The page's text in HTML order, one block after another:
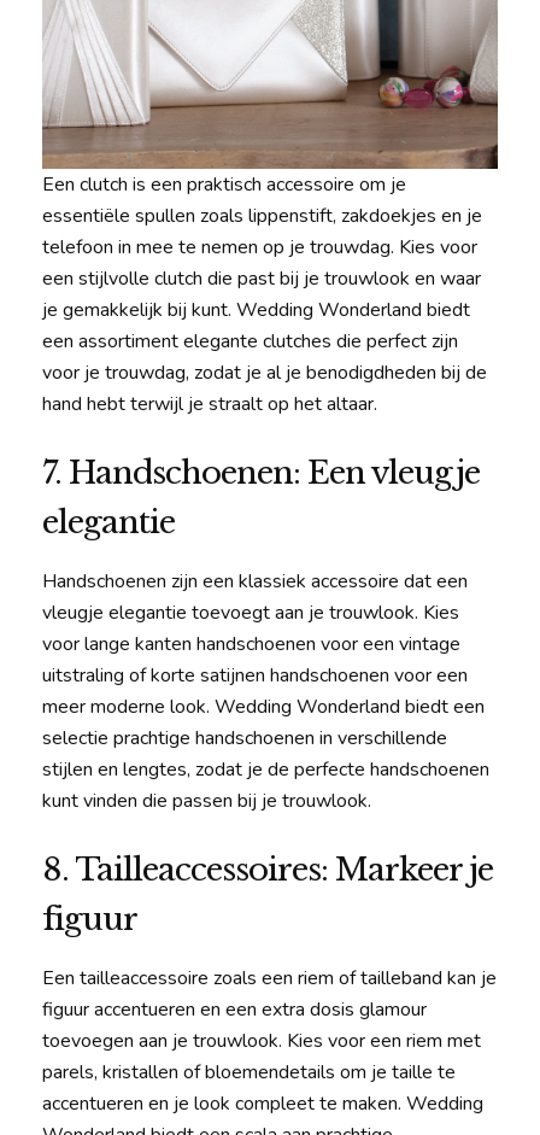
Een clutch is een praktisch accessoire om je
essentiële spullen zoals lippenstift, zakdoekjes en je
telefoon in mee te nemen op je trouwdag. Kies voor
een stijlvolle clutch die past bij je trouwlook en waar
je gemakkelijk bij kunt. Wedding Wonderland biedt
een assortiment elegante clutches die perfect zijn
voor je trouwdag, zodat je al je benodigdheden bij de
hand hebt terwijl je straalt op het altaar.
7. Handschoenen: Een vleugje
elegantie
Handschoenen zijn een klassiek accessoire dat een
vleugje elegantie toevoegt aan je trouwlook. Kies
voor lange kanten handschoenen voor een vintage
uitstraling of korte satijnen handschoenen voor een
meer moderne look. Wedding Wonderland biedt een
selectie prachtige handschoenen in verschillende
stijlen en lengtes, zodat je de perfecte handschoenen
kunt vinden die passen bij je trouwlook.
8. Tailleaccessoires: Markeer je
figuur
Een tailleaccessoire zoals een riem of tailleband kan je
figuur accentueren en een extra dosis glamour
toevoegen aan je trouwlook. Kies voor een riem met
parels, kristallen of bloemendetails om je taille te
accentueren en je look compleet te maken. Wedding